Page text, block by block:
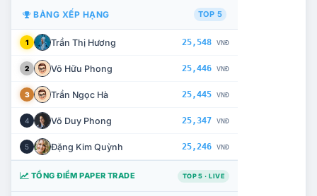
BẢNG XẾP HẠNG TOP 5
1 Trần Thị Hương 25,548 VNĐ
2 Võ Hữu Phong 25,446 VNĐ
3 Trần Ngọc Hà 25,445 VNĐ
4 Võ Duy Phong 25,347 VNĐ
5 Đặng Kim Quỳnh 25,246 VNĐ
TỔNG ĐIỂM PAPER TRADE TOP 5 · LIVE